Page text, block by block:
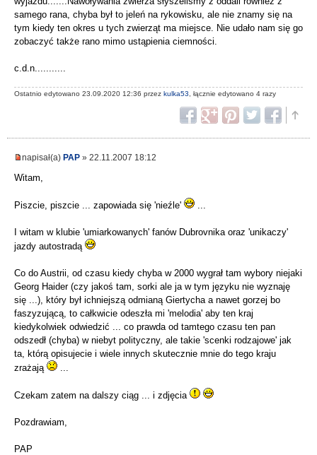
samego rana, chyba był to jeleń na rykowisku, ale nie znamy się na
tym kiedy ten okres u tych zwierząt ma miejsce. Nie udało nam się go
zobaczyć także rano mimo ustąpienia ciemności.
c.d.n...........
Ostatnio edytowano 23.09.2020 12:36 przez kulka53 , łącznie edytowano 4 razy
napisał(a) PAP » 22.11.2007 18:12
Witam,
Piszcie, piszcie ... zapowiada się 'nieźle'
I witam w klubie 'umiarkowanych' fanów Dubrovnika oraz 'unikaczy'
jazdy autostradą
Co do Austrii, od czasu kiedy chyba w 2000 wygrał tam wybory niejaki
Georg Haider (czy jakoś tam, sorki ale ja w tym języku nie wyznaję
się ...), który był ichniejszą odmianą Giertycha a nawet gorzej bo
faszyzującą, to całkwicie odeszła mi 'melodia' aby ten kraj
kiedykolwiek odwiedzić ... co prawda od tamtego czasu ten pan
odszedł (chyba) w niebyt polityczny, ale takie 'scenki rodzajowe' jak
ta, którą opisujecie i wiele innych skutecznie mnie do tego kraju
zrażają
Czekam zatem na dalszy ciąg ... i zdjęcia
Pozdrawiam,
PAP